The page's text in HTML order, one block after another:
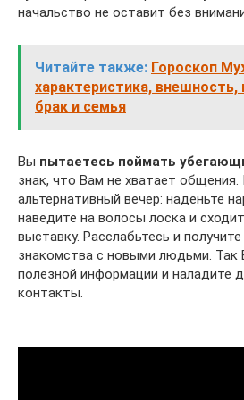
начальство не оставит без
Читайте также: Гороскоп
характеристика, внешность,
брак и семья
Вы пытаетесь поймать
знак, что Вам не хватает общения.
альтернативный вечер: наденьте
наведите на волосы лоска и
выставку. Расслабьтесь и
знакомства с новыми людьми. Так
полезной информации и наладите
контакты.